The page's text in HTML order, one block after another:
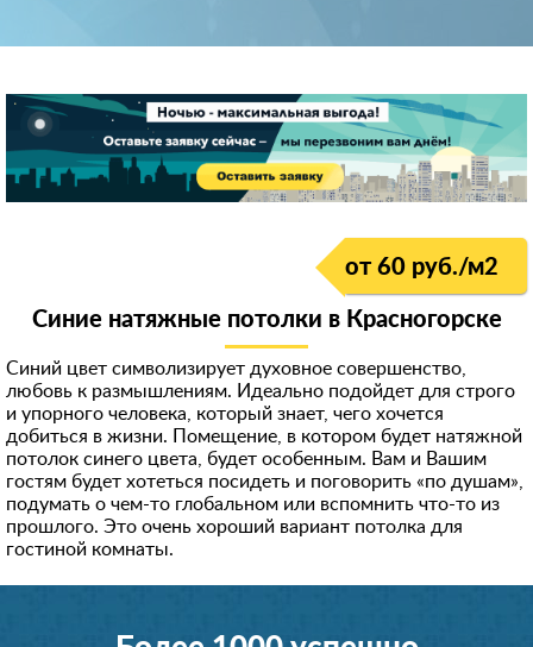
от 60 руб./м2
Синие натяжные потолки в Красногорске
Синий цвет символизирует духовное совершенство,
любовь к размышлениям. Идеально подойдет для строго
и упорного человека, который знает, чего хочется
добиться в жизни. Помещение, в котором будет натяжной
потолок синего цвета, будет особенным. Вам и Вашим
гостям будет хотеться посидеть и поговорить «по душам»,
подумать о чем-то глобальном или вспомнить что-то из
прошлого. Это очень хороший вариант потолка для
гостиной комнаты.